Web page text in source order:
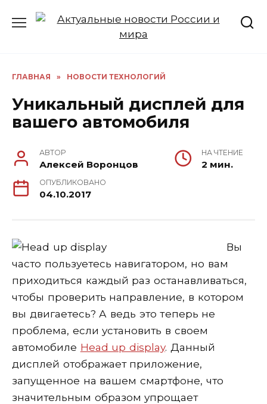
ГЛАВНАЯ » НОВОСТИ ТЕХНОЛОГИЙ
Уникальный дисплей для
вашего автомобиля
АВТОР
Алексей Воронцов
НА ЧТЕНИЕ
2 мин.
ОПУБЛИКОВАНО
04.10.2017
Вы
часто пользуетесь навигатором, но вам
приходиться каждый раз останавливаться,
чтобы проверить направление, в котором
вы двигаетесь? А ведь это теперь не
проблема, если установить в своем
автомобиле Head up display. Данный
дисплей отображает приложение,
запущенное на вашем смартфоне, что
значительным образом упрощает